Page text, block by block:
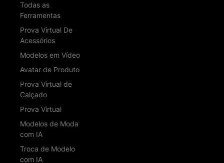
Todas as
Ferramentas
Prova Virtual De
Acessórios
Modelos em Vídeo
Avatar de Produto
Prova Virtual de
Calçado
Prova Virtual
Modelos de Moda
com IA
Troca de Modelo
com IA